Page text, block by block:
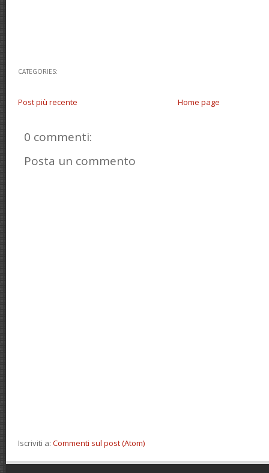
CATEGORIES:
Post più recente Home page
0 commenti:
Posta un commento
Iscriviti a: Commenti sul post (Atom)